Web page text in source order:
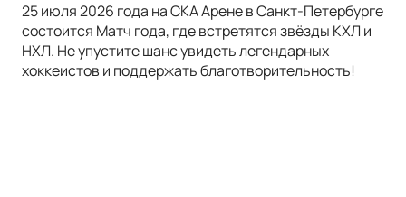
25 июля 2026 года на СКА Арене в Санкт-Петербурге
состоится Матч года, где встретятся звёзды КХЛ и
НХЛ. Не упустите шанс увидеть легендарных
хоккеистов и поддержать благотворительность!